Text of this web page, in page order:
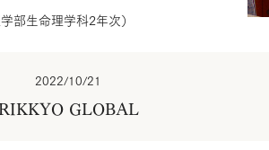
部生命理学科2年次）
2022/10/21
GLOBAL